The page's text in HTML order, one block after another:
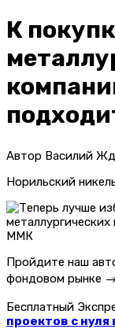
К
Автор Василий
Норильский
ММК
Пройдите наш
фондовом рынке →
Бесплатный
проектов с нуля